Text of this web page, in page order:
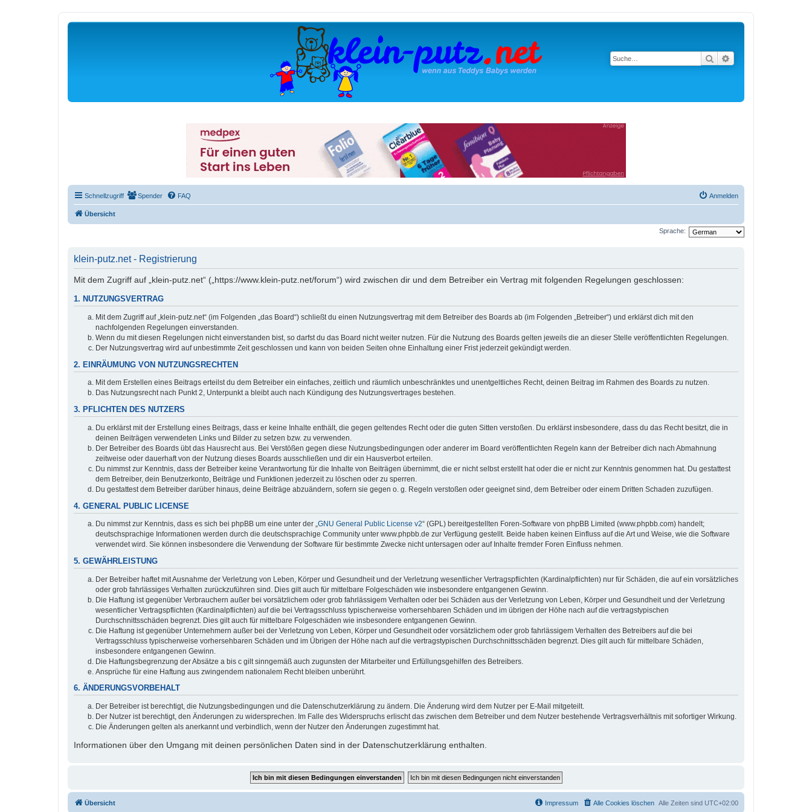
Suche
Schnellzugriff Spender FAQ Anmelden
Übersicht
Sprache:
klein-putz.net - Registrierung
Mit dem Zugriff auf „klein-putz.net“ („https://www.klein-putz.net/forum“) wird zwischen dir und dem Betreiber ein Vertrag mit folgenden Regelungen geschlossen:
1. NUTZUNGSVERTRAG
Mit dem Zugriff auf „klein-putz.net“ (im Folgenden „das Board“) schließt du einen Nutzungsvertrag mit dem Betreiber des Boards ab (im Folgenden „Betreiber“) und erklärst dich mit den
nachfolgenden Regelungen einverstanden.
Wenn du mit diesen Regelungen nicht einverstanden bist, so darfst du das Board nicht weiter nutzen. Für die Nutzung des Boards gelten jeweils die an dieser Stelle veröffentlichten Regelungen.
Der Nutzungsvertrag wird auf unbestimmte Zeit geschlossen und kann von beiden Seiten ohne Einhaltung einer Frist jederzeit gekündigt werden.
2. EINRÄUMUNG VON NUTZUNGSRECHTEN
Mit dem Erstellen eines Beitrags erteilst du dem Betreiber ein einfaches, zeitlich und räumlich unbeschränktes und unentgeltliches Recht, deinen Beitrag im Rahmen des Boards zu nutzen.
Das Nutzungsrecht nach Punkt 2, Unterpunkt a bleibt auch nach Kündigung des Nutzungsvertrages bestehen.
3. PFLICHTEN DES NUTZERS
Du erklärst mit der Erstellung eines Beitrags, dass er keine Inhalte enthält, die gegen geltendes Recht oder die guten Sitten verstoßen. Du erklärst insbesondere, dass du das Recht besitzt, die in
deinen Beiträgen verwendeten Links und Bilder zu setzen bzw. zu verwenden.
Der Betreiber des Boards übt das Hausrecht aus. Bei Verstößen gegen diese Nutzungsbedingungen oder anderer im Board veröffentlichten Regeln kann der Betreiber dich nach Abmahnung
zeitweise oder dauerhaft von der Nutzung dieses Boards ausschließen und dir ein Hausverbot erteilen.
Du nimmst zur Kenntnis, dass der Betreiber keine Verantwortung für die Inhalte von Beiträgen übernimmt, die er nicht selbst erstellt hat oder die er nicht zur Kenntnis genommen hat. Du gestattest
dem Betreiber, dein Benutzerkonto, Beiträge und Funktionen jederzeit zu löschen oder zu sperren.
Du gestattest dem Betreiber darüber hinaus, deine Beiträge abzuändern, sofern sie gegen o. g. Regeln verstoßen oder geeignet sind, dem Betreiber oder einem Dritten Schaden zuzufügen.
4. GENERAL PUBLIC LICENSE
Du nimmst zur Kenntnis, dass es sich bei phpBB um eine unter der „GNU General Public License v2“ (GPL) bereitgestellten Foren-Software von phpBB Limited (www.phpbb.com) handelt;
deutschsprachige Informationen werden durch die deutschsprachige Community unter www.phpbb.de zur Verfügung gestellt. Beide haben keinen Einfluss auf die Art und Weise, wie die Software
verwendet wird. Sie können insbesondere die Verwendung der Software für bestimmte Zwecke nicht untersagen oder auf Inhalte fremder Foren Einfluss nehmen.
5. GEWÄHRLEISTUNG
Der Betreiber haftet mit Ausnahme der Verletzung von Leben, Körper und Gesundheit und der Verletzung wesentlicher Vertragspflichten (Kardinalpflichten) nur für Schäden, die auf ein vorsätzliches
oder grob fahrlässiges Verhalten zurückzuführen sind. Dies gilt auch für mittelbare Folgeschäden wie insbesondere entgangenen Gewinn.
Die Haftung ist gegenüber Verbrauchern außer bei vorsätzlichem oder grob fahrlässigem Verhalten oder bei Schäden aus der Verletzung von Leben, Körper und Gesundheit und der Verletzung
wesentlicher Vertragspflichten (Kardinalpflichten) auf die bei Vertragsschluss typischerweise vorhersehbaren Schäden und im übrigen der Höhe nach auf die vertragstypischen
Durchschnittsschäden begrenzt. Dies gilt auch für mittelbare Folgeschäden wie insbesondere entgangenen Gewinn.
Die Haftung ist gegenüber Unternehmern außer bei der Verletzung von Leben, Körper und Gesundheit oder vorsätzlichem oder grob fahrlässigem Verhalten des Betreibers auf die bei
Vertragsschluss typischerweise vorhersehbaren Schäden und im Übrigen der Höhe nach auf die vertragstypischen Durchschnittsschäden begrenzt. Dies gilt auch für mittelbare Schäden,
insbesondere entgangenen Gewinn.
Die Haftungsbegrenzung der Absätze a bis c gilt sinngemäß auch zugunsten der Mitarbeiter und Erfüllungsgehilfen des Betreibers.
Ansprüche für eine Haftung aus zwingendem nationalem Recht bleiben unberührt.
6. ÄNDERUNGSVORBEHALT
Der Betreiber ist berechtigt, die Nutzungsbedingungen und die Datenschutzerklärung zu ändern. Die Änderung wird dem Nutzer per E-Mail mitgeteilt.
Der Nutzer ist berechtigt, den Änderungen zu widersprechen. Im Falle des Widerspruchs erlischt das zwischen dem Betreiber und dem Nutzer bestehende Vertragsverhältnis mit sofortiger Wirkung.
Die Änderungen gelten als anerkannt und verbindlich, wenn der Nutzer den Änderungen zugestimmt hat.
Informationen über den Umgang mit deinen persönlichen Daten sind in der Datenschutzerklärung enthalten.
Übersicht Alle Zeiten sind UTC+02:00
Alle Cookies löschen
Impressum